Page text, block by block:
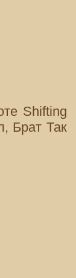
Shifting
Брат Так